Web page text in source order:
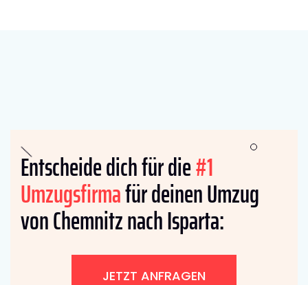
Entscheide dich für die#1
Umzugsfirmafür deinen Umzug
von Chemnitz nach Isparta:
JETZT ANFRAGEN